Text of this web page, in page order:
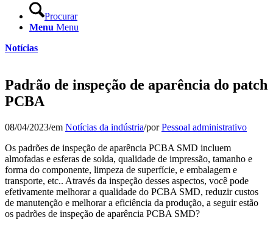
Procurar
Menu Menu
Notícias
Padrão de inspeção de aparência do patch
PCBA
08/04/2023/em Notícias da indústria/porPessoal administrativo
Os padrões de inspeção de aparência PCBA SMD incluem
almofadas e esferas de solda, qualidade de impressão, tamanho e
forma do componente, limpeza de superfície, e embalagem e
transporte, etc.. Através da inspeção desses aspectos, você pode
efetivamente melhorar a qualidade do PCBA SMD, reduzir custos
de manutenção e melhorar a eficiência da produção, a seguir estão
os padrões de inspeção de aparência PCBA SMD?